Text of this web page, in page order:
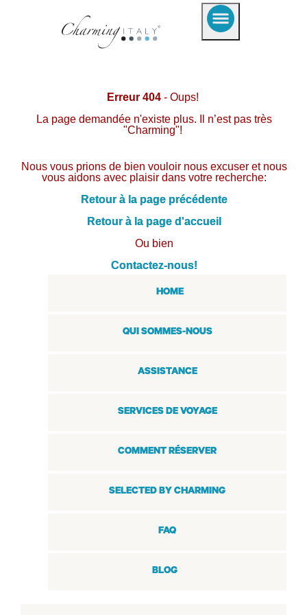
Erreur 404 - Oups!
La page demandée n'existe plus. Il n’est pas très
"Charming"!
Nous vous prions de bien vouloir nous excuser et nous
vous aidons avec plaisir dans votre recherche:
Retour à la page précédente
Retour à la page d'accueil
Ou bien
Contactez-nous!
HOME
QUI SOMMES-NOUS
ASSISTANCE
SERVICES DE VOYAGE
COMMENT RÉSERVER
SELECTED BY CHARMING
FAQ
BLOG